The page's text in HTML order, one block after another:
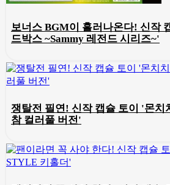
보너스 BGM이 흘러나온다! 신작
드박스 ~Sammy 레전드 시리즈~'
쟁탈전 필연! 신작 캡슐 토이 '몬치
참 컬러풀 버전'